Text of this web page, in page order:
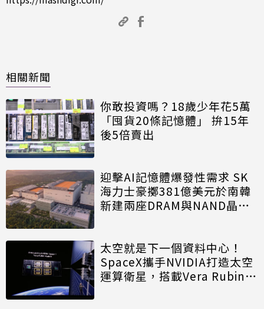
相關新聞
你敢投資嗎？18歲少年花5萬
「囤貨20條記憶體」 拚15年
後5倍賣出
迎擊AI記憶體爆發性需求 SK
海力士豪擲381億美元於南韓
新建兩座DRAM與NAND晶圓
太空就是下一個資料中心！
SpaceX攜手NVIDIA打造太空
運算衛星，搭載Vera Rubin運